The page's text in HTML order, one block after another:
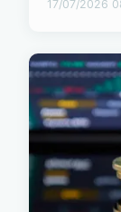
17/07/2026